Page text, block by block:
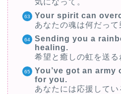
気になって。
Your spirit can
あなたの魂は何だって
Sending you a
healing.
希望と癒しの虹を送る
You’ve got an
for you.
あなたには応援して